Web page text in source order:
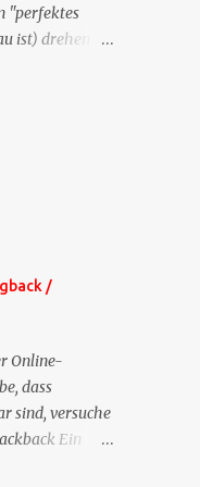
"perfektes
ist) drehen
als eigene
sehen Sie
oben rechts
ich
XING-Tipp-
an einer
/
Online-
dass
sind, versuche
Ein